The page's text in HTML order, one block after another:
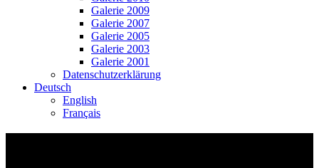
Galerie 2009
Galerie 2007
Galerie 2005
Galerie 2003
Galerie 2001
Datenschutzerklärung
Deutsch
English
Français